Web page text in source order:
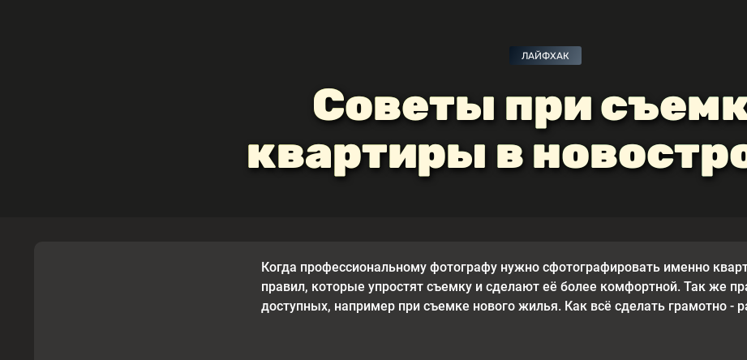
ЛАЙФХАК
Советы при
квартиры в
Когда профессиональному фотографу нужно сфотографировать именно
правил, которые упростят съемку и сделают её более комфортной. Так же
доступных, например при съемке нового жилья. Как всё сделать грамотно -